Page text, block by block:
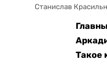
Станислав
Такое